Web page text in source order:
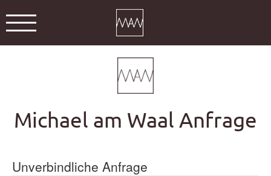
Michael am Waal Anfrage
Unverbindliche Anfrage